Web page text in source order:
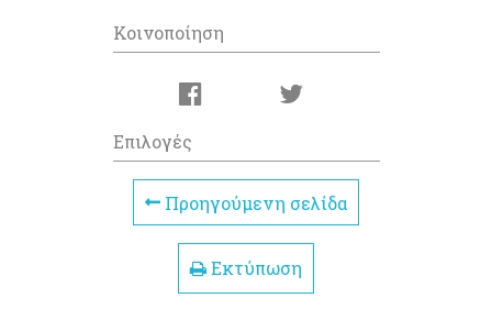
Κοινοποίηση
Επιλογές
Προηγούμενη σελίδα
Εκτύπωση